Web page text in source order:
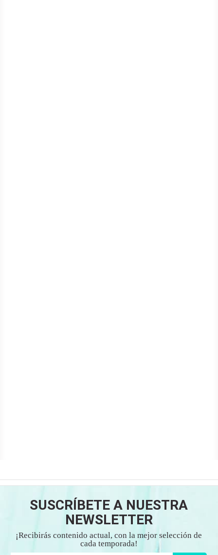
SUSCRÍBETE A NUESTRA
NEWSLETTER
¡Recibirás contenido actual, con la mejor selección de
cada temporada!